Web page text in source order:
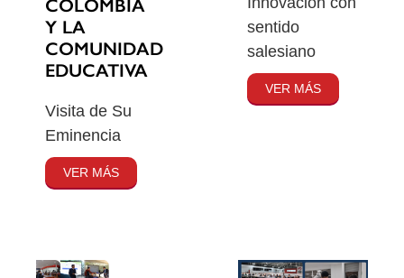
COLOMBIA
Y LA
COMUNIDAD
EDUCATIVA
Visita de Su
Eminencia
VER MÁS
sentido
salesiano
VER MÁS